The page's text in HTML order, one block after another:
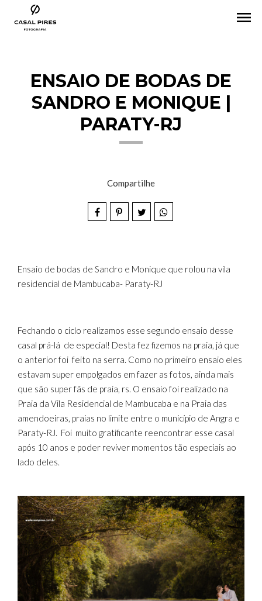
menu
ENSAIO DE BODAS DE
SANDRO E MONIQUE |
PARATY-RJ
Compartilhe
Ensaio de bodas de Sandro e Monique que rolou na vila
residencial de Mambucaba- Paraty-RJ
Fechando o ciclo realizamos esse segundo ensaio desse
casal prá-lá de especial! Desta fez fizemos na praia, já que
o anterior foi feito na serra. Como no primeiro ensaio eles
estavam super empolgados em fazer as fotos, ainda mais
que são super fãs de praia, rs. O ensaio foi realizado na
Praia da Vila Residencial de Mambucaba e na Praia das
amendoeiras, praias no limite entre o município de Angra e
Paraty-RJ. Foi muito gratificante reencontrar esse casal
após 10 anos e poder reviver momentos tão especiais ao
lado deles.